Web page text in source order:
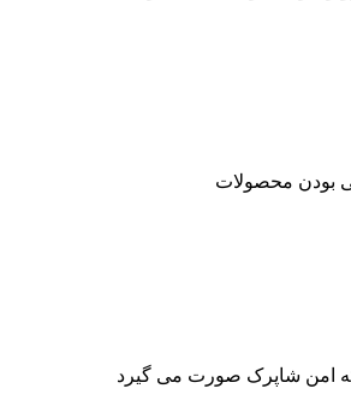
بودن محصولات
امن شاپرک صورت می گیرد